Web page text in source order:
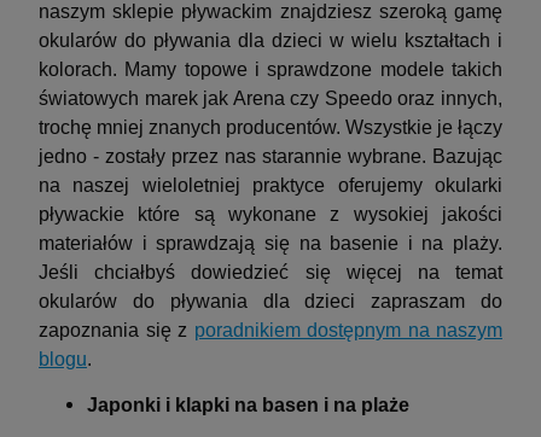
naszym sklepie pływackim znajdziesz szeroką gamę
okularów do pływania dla dzieci w wielu kształtach i
kolorach. Mamy topowe i sprawdzone modele takich
światowych marek jak Arena czy Speedo oraz innych,
trochę mniej znanych producentów. Wszystkie je łączy
jedno - zostały przez nas starannie wybrane. Bazując
na naszej wieloletniej praktyce oferujemy okularki
pływackie które są wykonane z wysokiej jakości
materiałów i sprawdzają się na basenie i na plaży.
Jeśli chciałbyś dowiedzieć się więcej na temat
okularów do pływania dla dzieci zapraszam do
zapoznania się z poradnikiem dostępnym na naszym
blogu.
Japonki i klapki na basen i na plaże